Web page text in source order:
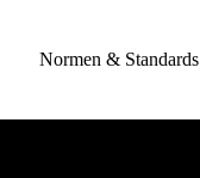
Normen & Standards